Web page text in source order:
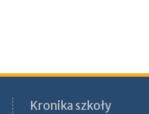
Kronika szkoły